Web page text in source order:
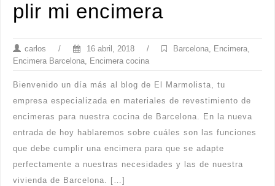
plir mi encimera
carlos / 16 abril, 2018 / Barcelona, Encimera,
Encimera Barcelona, Encimera cocina
Bienvenido un día más al blog de El Marmolista, tu
empresa especializada en materiales de revestimiento de
encimeras para nuestra cocina de Barcelona. En la nueva
entrada de hoy hablaremos sobre cuáles son las funciones
que debe cumplir una encimera para que se adapte
perfectamente a nuestras necesidades y las de nuestra
vivienda de Barcelona. […]